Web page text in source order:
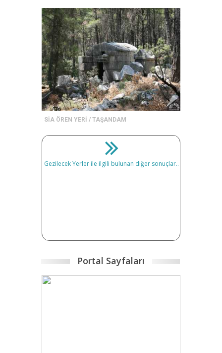
SİA ÖREN YERİ / TAŞANDAM
Gezilecek Yerler ile ilgili bulunan diğer sonuçlar..
Portal Sayfaları